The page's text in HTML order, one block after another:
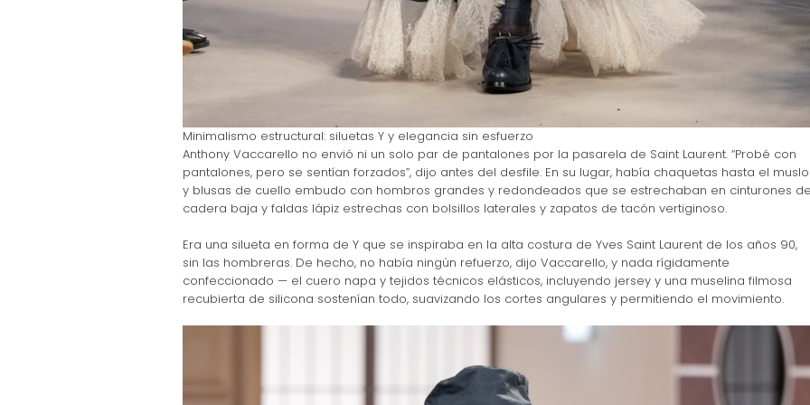
Minimalismo estructural: siluetas Y y elegancia sin esfuerzo
Anthony Vaccarello no envió ni un solo par de pantalones por la pasarela de Saint Laurent. “Probé con
pantalones, pero se sentían forzados”, dijo antes del desfile. En su lugar, había chaquetas hasta el muslo
y blusas de cuello embudo con hombros grandes y redondeados que se estrechaban en cinturones
cadera baja y faldas lápiz estrechas con bolsillos laterales y zapatos de tacón vertiginoso.
Era una silueta en forma de Y que se inspiraba en la alta costura de Yves Saint Laurent de los años 90,
sin las hombreras. De hecho, no había ningún refuerzo, dijo Vaccarello, y nada rígidamente
confeccionado — el cuero napa y tejidos técnicos elásticos, incluyendo jersey y una muselina filmosa
recubierta de silicona sostenían todo, suavizando los cortes angulares y permitiendo el movimiento.